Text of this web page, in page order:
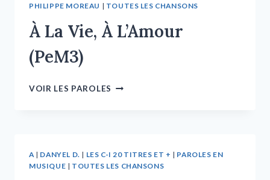
PHILIPPE MOREAU | TOUTES LES CHANSONS
À La Vie, À L’Amour
(PeM3)
VOIR LES PAROLES
A| DANYEL D. | LES C-I 20 TITRES ET + | PAROLES EN
MUSIQUE | TOUTES LES CHANSONS